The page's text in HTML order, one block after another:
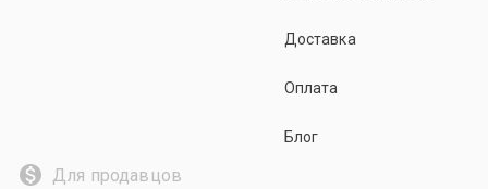
Доставка
Оплата
Блог
Для продавцов